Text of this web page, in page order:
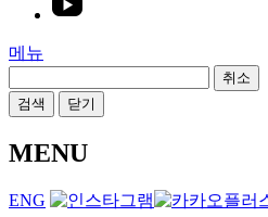
메뉴
취소
검색
닫기
MENU
ENG